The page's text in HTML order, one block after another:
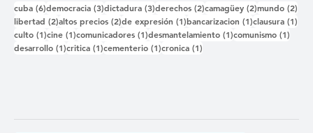
cuba (6)6 entradas
democracia (3)3 entradas
dictadura (3)3 entradas
derechos (2)2 entradas
camagüey (2)2 entradas
mundo (2)
libertad (2)2 entradas
altos precios (2)2 entradas
de expresión (1)1 entrada
bancarizacion (1)1 entrada
clausura (1)
culto (1)1 entrada
cine (1)1 entrada
comunicadores (1)1 entrada
desmantelamiento (1)1 entrada
comunismo (1)
desarrollo (1)1 entrada
critica (1)1 entrada
cementerio (1)1 entrada
cronica (1)